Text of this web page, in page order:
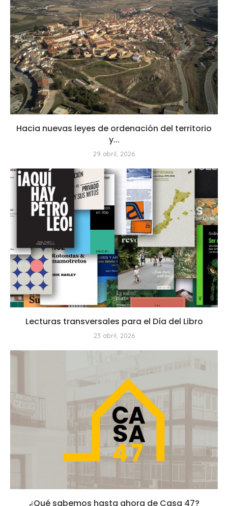
Hacia nuevas leyes de ordenación del territorio
y...
29 abril, 2026
Lecturas transversales para el Día del Libro
23 abril, 2026
¿Qué sabemos hasta ahora de Casa 47?